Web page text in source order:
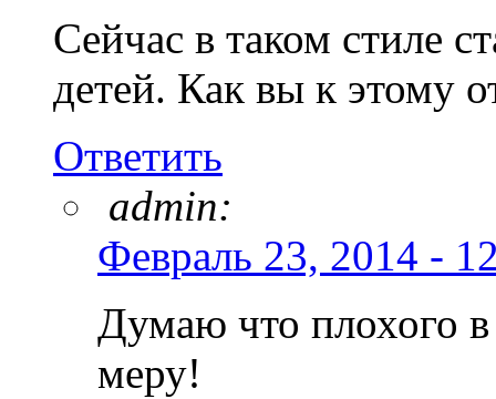
Сейчас в таком стиле
детей. Как вы к этому
Ответить
admin:
Февраль 23, 2014 -
Думаю что плохого в
меру!